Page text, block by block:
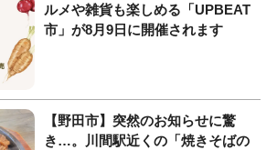
ルメや雑貨も楽しめる「UPBEAT
市」が8月9日に開催されます
【野田市】突然のお知らせに驚
き…。川間駅近くの「焼きそばの